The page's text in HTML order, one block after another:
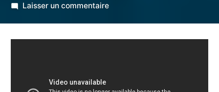
par
Laisser un commentairesur